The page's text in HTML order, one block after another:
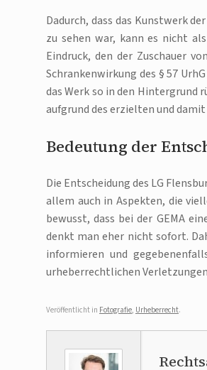
Dadurch, dass das Kunstwerk
zu sehen war, kann es nicht
Eindruck, den der Zuschauer
Schrankenwirkung des § 57
das Werk so in den Hintergrund
aufgrund des erzielten und
Bedeutung der
Die Entscheidung des LG
allem auch in Aspekten, die
bewusst, dass bei der GEMA
denkt man eher nicht sofort.
informieren und
urheberrechtlichen
Veröffentlicht in Fotografie, Urheberrecht.